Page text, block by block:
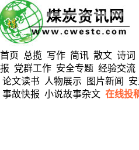
首页 总揽 写作 简讯 散文 诗词
报 党群工作 安全专题 经验交流
论文读书
人物展示 图片新闻
事故快报 小说故事杂文 在线投